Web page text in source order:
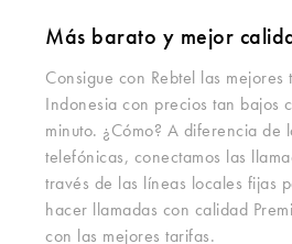
Más barato y mejor
Consigue con Rebtel las
Indonesia con precios tan bajos
minuto. ¿Cómo? A diferencia de
telefónicas, conectamos las
través de las líneas locales fijas
hacer llamadas con calidad
con las mejores tarifas.